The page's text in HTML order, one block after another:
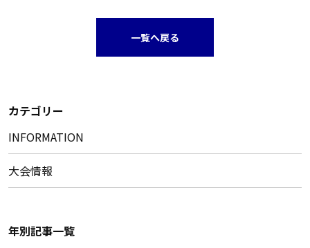
一覧へ戻る
カテゴリー
INFORMATION
大会情報
年別記事一覧